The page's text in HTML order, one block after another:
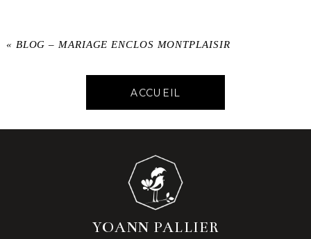
« BLOG – MARIAGE ENCLOS MONTPLAISIR
ACCUEIL
YOANN PALLIER